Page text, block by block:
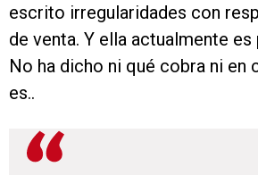
escrito irregularidades con
de venta. Y ella actualmente
No ha dicho ni qué cobra ni en
es..